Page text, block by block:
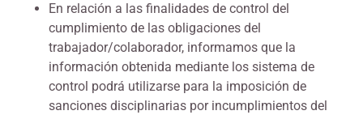
En relación a las finalidades de control del
cumplimiento de las obligaciones del
trabajador/colaborador, informamos que la
información obtenida mediante los sistema de
control podrá utilizarse para la imposición de
sanciones disciplinarias por incumplimientos del